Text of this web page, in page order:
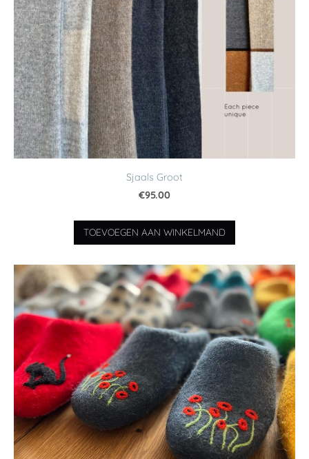
Sjaals Groot
€95.00
TOEVOEGEN AAN WINKELMAND